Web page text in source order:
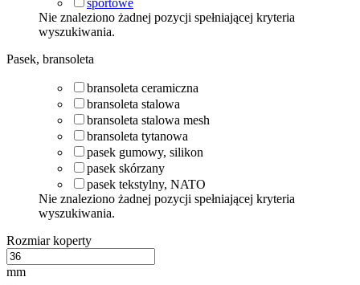
Nie znaleziono żadnej pozycji spełniającej kryteria
wyszukiwania.
Pasek, bransoleta
bransoleta ceramiczna
bransoleta stalowa
bransoleta stalowa mesh
bransoleta tytanowa
pasek gumowy, silikon
pasek skórzany
pasek tekstylny, NATO
Nie znaleziono żadnej pozycji spełniającej kryteria
wyszukiwania.
Rozmiar koperty
mm